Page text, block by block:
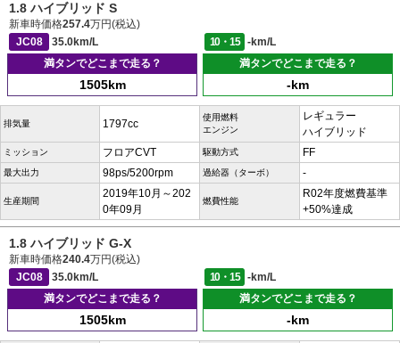
1.8 ハイブリッド S
新車時価格257.4万円(税込)
JC08
35.0km/L 10・15
-km/L
満タンでどこまで走る？
1505km
満タンでどこまで走る？
-km
排気量 1797cc
使用燃料
エンジン
レギュラー
ハイブリッド
ミッション フロアCVT 駆動方式 FF
最大出力 98ps/5200rpm 過給器（ターボ） -
生産期間
2019年10月～202
0年09月
燃費性能
R02年度燃費基準
+50%達成
1.8 ハイブリッド G-X
新車時価格240.4万円(税込)
JC08
35.0km/L 10・15
-km/L
満タンでどこまで走る？
1505km
満タンでどこまで走る？
-km